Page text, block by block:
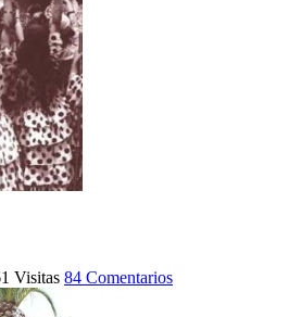
Visitas 84 Comentarios